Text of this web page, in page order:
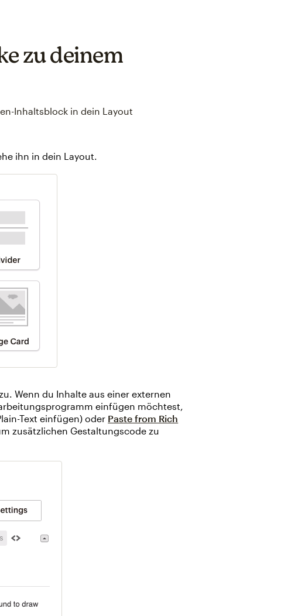
zu deinem
Inhaltsblock in dein Layout
ihn in dein Layout.
Wenn du Inhalte aus einer externen
einfügen möchtest,
Text einfügen) oder Paste from Rich
zusätzlichen Gestaltungscode zu